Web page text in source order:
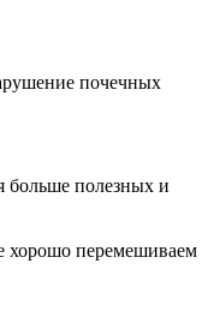
почечных
больше полезных и
хорошо перемешиваем